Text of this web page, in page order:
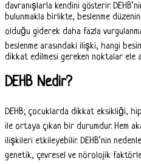
davranışlarla kendini gösterir.
bulunmakla birlikte, beslenme
olduğu giderek daha fazla
beslenme arasındaki ilişki, hangi
dikkat edilmesi gereken noktalar ele
DEHB Nedir?
DEHB; çocuklarda dikkat eksikliği,
ile ortaya çıkan bir durumdur. Hem
ilişkileri etkileyebilir. DEHB’nin
genetik, çevresel ve nörolojik